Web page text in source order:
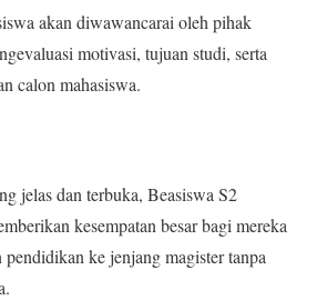
akan diwawancarai oleh pihak
motivasi, tujuan studi, serta
calon mahasiswa.
jelas dan terbuka, Beasiswa S2
kesempatan besar bagi mereka
ke jenjang magister tanpa